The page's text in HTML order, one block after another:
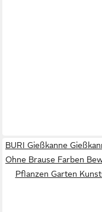
BURI Gießkanne
Ohne Brause Farben
Pflanzen Garten